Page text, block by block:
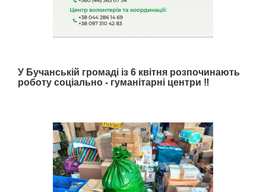
У Бучанській громаді із 6 квітня розпочинають
роботу соціально - гуманітарні центри ‼️